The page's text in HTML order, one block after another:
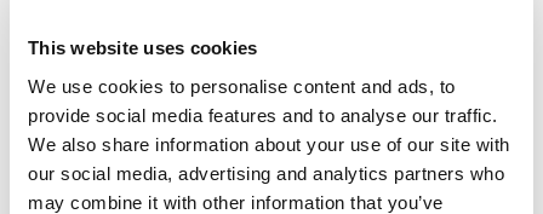
This website uses cookies
We use cookies to personalise content and ads, to
provide social media features and to analyse our traffic.
We also share information about your use of our site with
our social media, advertising and analytics partners who
may combine it with other information that you’ve